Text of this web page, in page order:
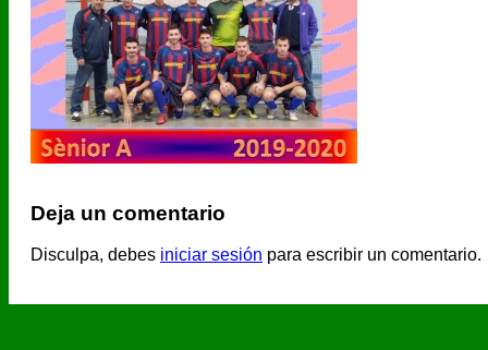
Deja un comentario
Disculpa, debes iniciar sesión para escribir un comentario.